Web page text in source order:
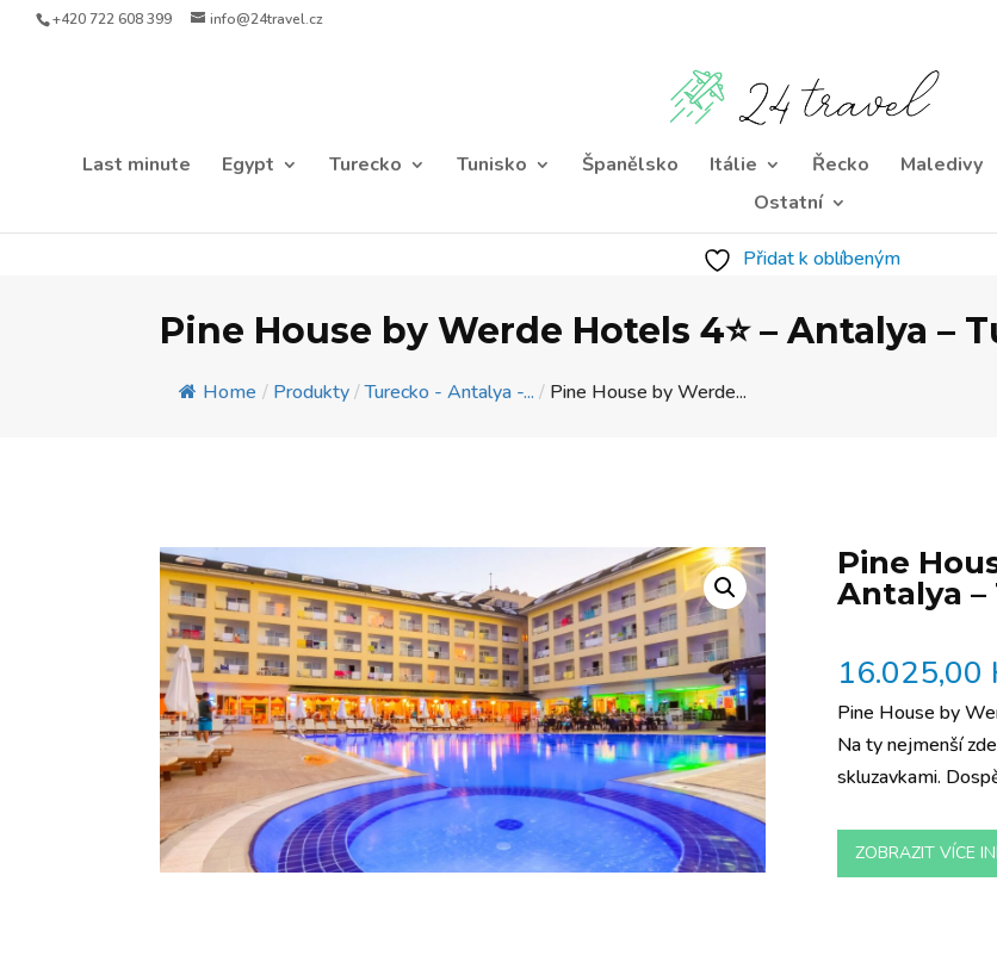
+420 722 608 399 info@24travel.cz
Last minute Egypt Turecko Tunisko Španělsko Itálie Řecko Maledivy
Ostatní
Přidat k oblíbeným
Pine House by Werde Hotels 4⭐️ – Antalya –
Home / Produkty / Turecko - Antalya -... / Pine House by Werde...
Pine
Antalya
16.025,00
Pine House by
Na ty nejmenší
skluzavkami.
ZOBRAZIT VÍCE